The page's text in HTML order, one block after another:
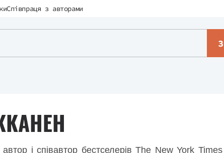
Співпраця з авторами
​​автор і співавтор бестселерів The New York